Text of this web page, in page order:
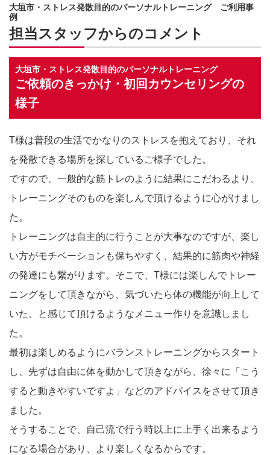
大垣市・ストレス発散目的のパーソナルトレーニング ご利用事
例
担当スタッフからのコメント
大垣市・ストレス発散目的のパーソナルトレーニング
ご依頼のきっかけ・初回カウンセリングの
様子
T様は普段の生活でかなりのストレスを抱えており、それ
を発散できる場所を探しているご様子でした。
ですので、一般的な筋トレのように結果にこだわるより、
トレーニングそのものを楽しんで頂けるように心がけまし
た。
トレーニングは自主的に行うことが大事なのですが、楽し
い方がモチベーションも保ちやすく、結果的に筋肉や神経
の発達にも繋がります。そこで、T様には楽しんでトレー
ニングをして頂きながら、気づいたら体の機能が向上して
いた、と感じて頂けるようなメニュー作りを意識しまし
た。
最初は楽しめるようにバランストレーニングからスタート
し、先ずは自由に体を動かして頂きながら、徐々に「こう
すると動きやすいですよ」などのアドバイスをさせて頂き
ました。
そうすることで、自己流で行う時以上に上手く出来るよう
になる場合があり、より楽しくなるからです。